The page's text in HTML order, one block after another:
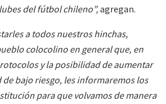
del fútbol chileno”,agregan.
a todos nuestros hinchas,
colocolino en general que, en
y la posibilidad de aumentar
bajo riesgo, les informaremos los
para que volvamos de manera